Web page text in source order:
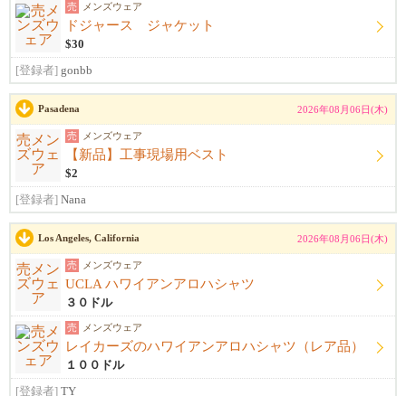
売 メンズウェア
ドジャース ジャケット
$30
[登録者] gonbb
Pasadena 2026年08月06日(木)
売 メンズウェア
【新品】工事現場用ベスト
$2
[登録者] Nana
Los Angeles, California 2026年08月06日(木)
売 メンズウェア
UCLA ハワイアンアロハシャツ
３０ドル
売 メンズウェア
レイカーズのハワイアンアロハシャツ（レア品）
１００ドル
[登録者] TY